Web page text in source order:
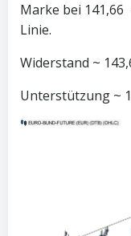
Marke bei
Linie.
Widerstand ~
Unterstützung ~